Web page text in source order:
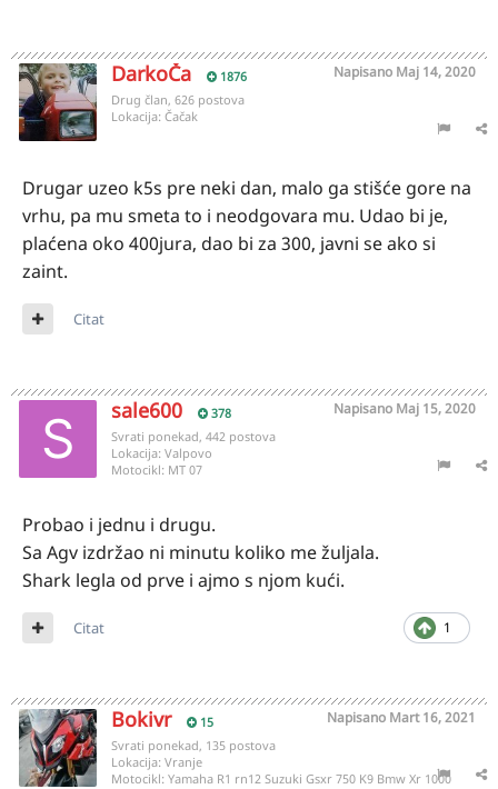
DarkoČa 1876 Napisano Maj 14, 2020
Drug član, 626 postova
Lokacija: Čačak
Drugar uzeo k5s pre neki dan, malo ga stišće gore na
vrhu, pa mu smeta to i neodgovara mu. Udao bi je,
plaćena oko 400jura, dao bi za 300, javni se ako si
zaint.
Citat
sale600 378 Napisano Maj 15, 2020
Svrati ponekad, 442 postova
Lokacija: Valpovo
Motocikl: MT 07
Probao i jednu i drugu.
Sa Agv izdržao ni minutu koliko me žuljala.
Shark legla od prve i ajmo s njom kući.
1
Citat
Bokivr 15 Napisano Mart 16, 2021
Svrati ponekad, 135 postova
Lokacija: Vranje
Motocikl: Yamaha R1 rn12 Suzuki Gsxr 750 K9 Bmw Xr 1000